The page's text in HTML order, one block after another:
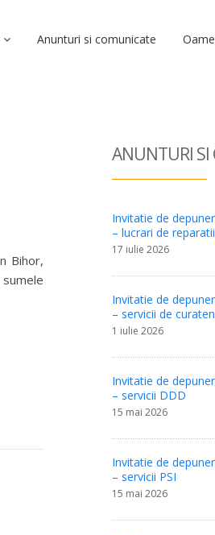
Anunturi si comunicate
Bihor,
ANUNTURI SI
Invitatie de
– lucrari de reparatii
17 iulie 2026
Invitatie de
– servicii de
1 iulie 2026
Invitatie de
– servicii DDD
15 mai 2026
Invitatie de
– servicii PSI
15 mai 2026